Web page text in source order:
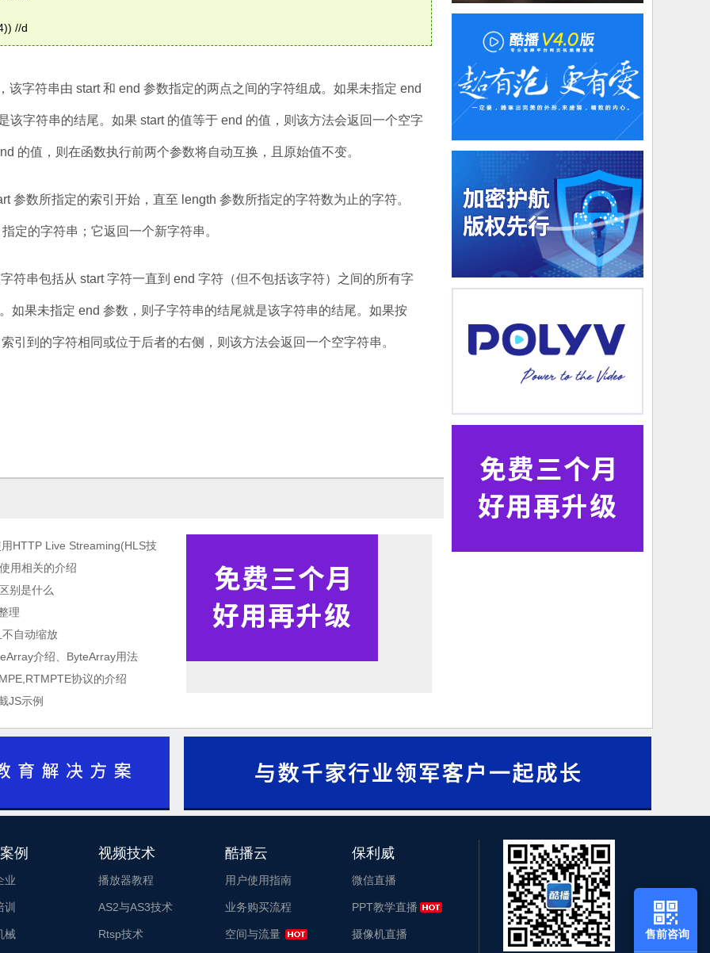
//d
该字符串由 start 和 end 参数指定的两点之间的字符组成。如果未指定 end
该字符串的结尾。如果 start 的值等于 end 的值，则该方法会返回一个空字
的值，则在函数执行前两个参数将自动互换，且原始值不变。
参数所指定的索引开始，直至 length 参数所指定的字符数为止的字符。
定的字符串；它返回一个新字符串。
符串包括从 start 字符一直到 end 字符（但不包括该字符）之间的所有字
如果未指定 end 参数，则子字符串的结尾就是该字符串的结尾。如果按
引到的字符相同或位于后者的右侧，则该方法会返回一个空字符串。
HTTP Live Streaming(HLS技
用相关的介绍
别是什么
理
自动缩放
介绍、ByteArray用法
协议的介绍
JS示例
酷播云_酷播云
例
业
训
械
视频技术
播放器教程
AS2与AS3技术
Rtsp技术
酷播云
用户使用指南
业务购买流程
空间与流量
保利威
微信直播
PPT教学直播
摄像机直播 售前咨询